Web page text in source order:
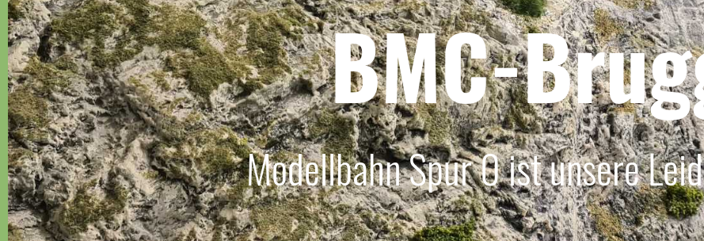
BMC-
Modellbahn Spur 0 ist unsere